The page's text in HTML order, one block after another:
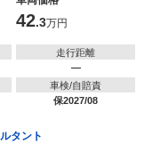
42.3万円
走行距離
―
車検/自賠責
保2027/08
タント